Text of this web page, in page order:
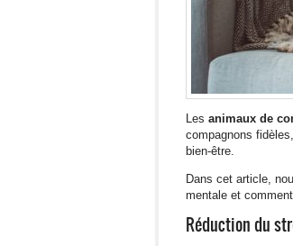
Les animaux de
compagnons
bien-être.
Dans cet article,
mentale et
Réduction du